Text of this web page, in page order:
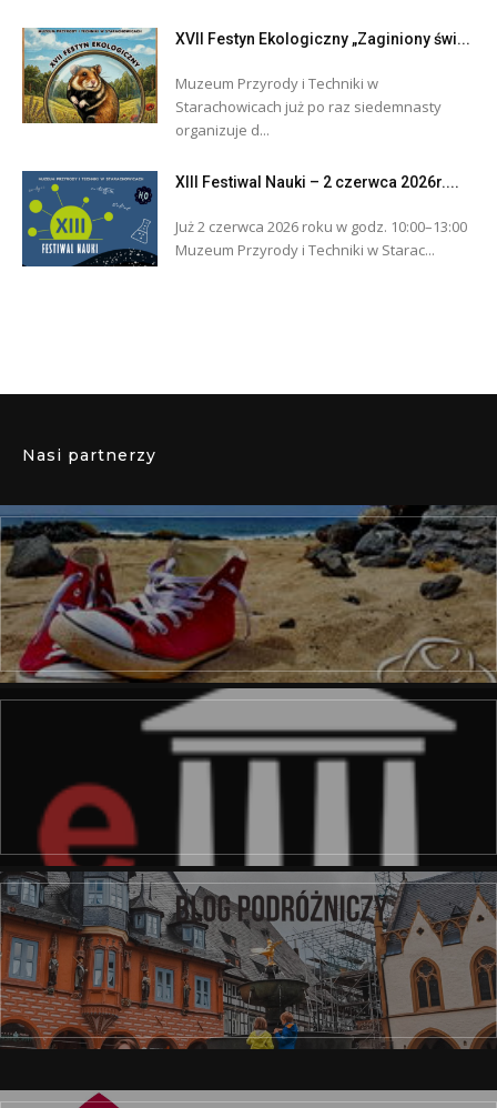
XVII Festyn Ekologiczny „Zaginiony świ...
Muzeum Przyrody i Techniki w
Starachowicach już po raz siedemnasty
organizuje d...
XIII Festiwal Nauki – 2 czerwca 2026r....
Już 2 czerwca 2026 roku w godz. 10:00–13:00
Muzeum Przyrody i Techniki w Starac...
Nasi partnerzy